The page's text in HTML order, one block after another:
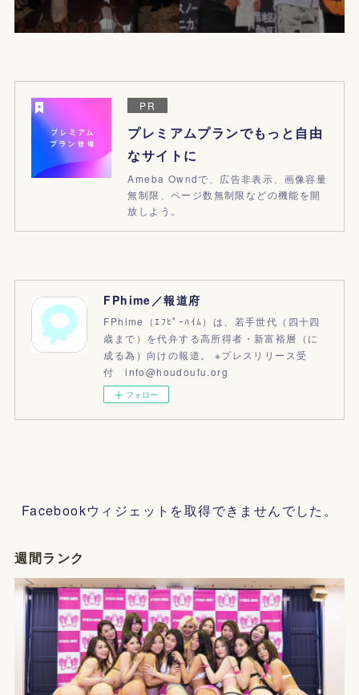
PR
プレミアムプランでもっと自由
なサイトに
Ameba Owndで、広告非表示、画像容量
無制限、ページ数無制限などの機能を開
放しよう。
FPhime／報道府
FPhime（ｴﾌﾋﾟｰﾊｲﾑ）は、若手世代（四十四
歳まで）を代弁する高所得者・新富裕層（に
成る為）向けの報道。 ※プレスリリース受
付 info@houdoufu.org
フォロー
Facebookウィジェットを取得できませんでした。
週間ランク